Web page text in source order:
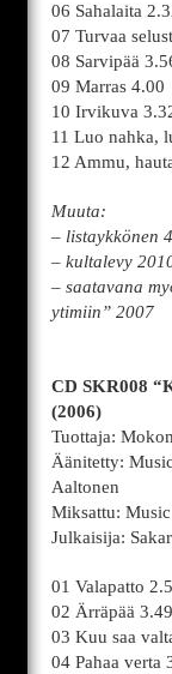
06 Sahalaita
07 Turvaa
08 Sarvipää
09 Marras 4.00
10 Irvikuva
11 Luo nahka,
12 Ammu,
Muuta:
– listaykkönen
– kultalevy
– saatavana
ytimiin” 2007
CD SKR008
(2006)
Tuottaja:
Äänitetty:
Aaltonen
Miksattu:
Julkaisija:
01 Valapatto
02 Ärräpää 3.49
03 Kuu saa
04 Pahaa verta